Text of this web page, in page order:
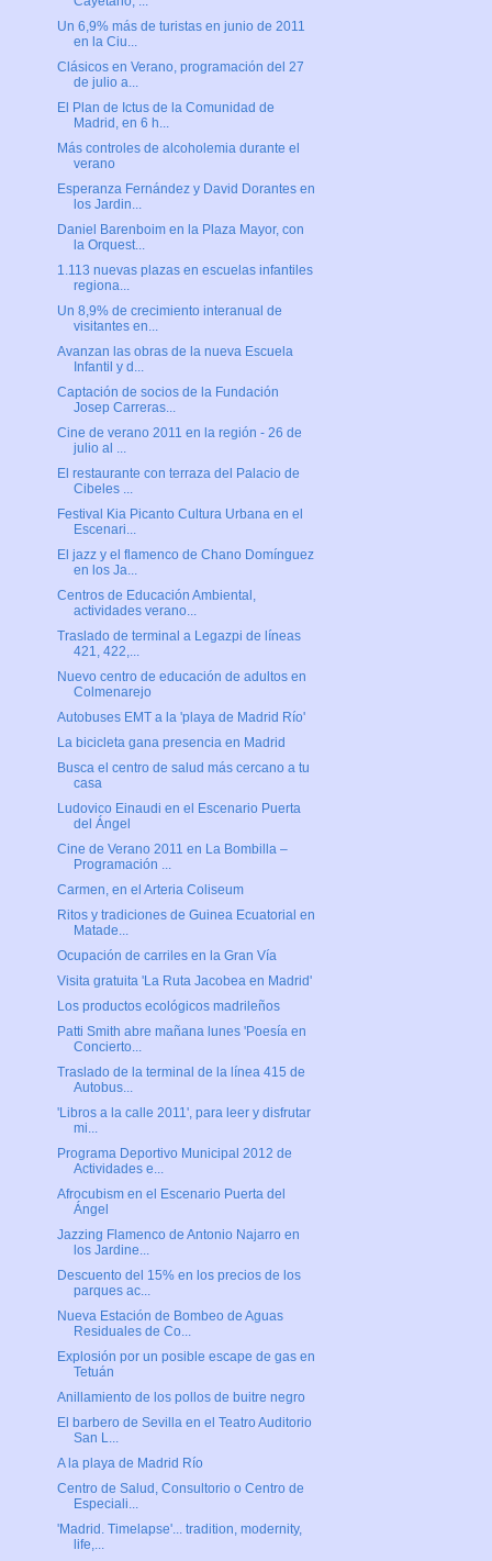
Un 6,9% más de turistas en junio de 2011
en la Ciu...
Clásicos en Verano, programación del 27
de julio a...
El Plan de Ictus de la Comunidad de
Madrid, en 6 h...
Más controles de alcoholemia durante el
verano
Esperanza Fernández y David Dorantes en
los Jardin...
Daniel Barenboim en la Plaza Mayor, con
la Orquest...
1.113 nuevas plazas en escuelas infantiles
regiona...
Un 8,9% de crecimiento interanual de
visitantes en...
Avanzan las obras de la nueva Escuela
Infantil y d...
Captación de socios de la Fundación
Josep Carreras...
Cine de verano 2011 en la región - 26 de
julio al ...
El restaurante con terraza del Palacio de
Cibeles ...
Festival Kia Picanto Cultura Urbana en el
Escenari...
El jazz y el flamenco de Chano Domínguez
en los Ja...
Centros de Educación Ambiental,
actividades verano...
Traslado de terminal a Legazpi de líneas
421, 422,...
Nuevo centro de educación de adultos en
Colmenarejo
Autobuses EMT a la 'playa de Madrid Río'
La bicicleta gana presencia en Madrid
Busca el centro de salud más cercano a tu
casa
Ludovico Einaudi en el Escenario Puerta
del Ángel
Cine de Verano 2011 en La Bombilla –
Programación ...
Carmen, en el Arteria Coliseum
Ritos y tradiciones de Guinea Ecuatorial en
Matade...
Ocupación de carriles en la Gran Vía
Visita gratuita 'La Ruta Jacobea en Madrid'
Los productos ecológicos madrileños
Patti Smith abre mañana lunes 'Poesía en
Concierto...
Traslado de la terminal de la línea 415 de
Autobus...
'Libros a la calle 2011', para leer y disfrutar
mi...
Programa Deportivo Municipal 2012 de
Actividades e...
Afrocubism en el Escenario Puerta del
Ángel
Jazzing Flamenco de Antonio Najarro en
los Jardine...
Descuento del 15% en los precios de los
parques ac...
Nueva Estación de Bombeo de Aguas
Residuales de Co...
Explosión por un posible escape de gas en
Tetuán
Anillamiento de los pollos de buitre negro
El barbero de Sevilla en el Teatro Auditorio
San L...
A la playa de Madrid Río
Centro de Salud, Consultorio o Centro de
Especiali...
'Madrid. Timelapse'... tradition, modernity,
life,...